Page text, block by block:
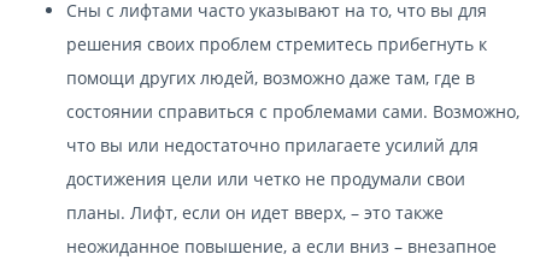
Сны с лифтами часто указывают на то, что вы для
решения своих проблем стремитесь прибегнуть к
помощи других людей, возможно даже там, где в
состоянии справиться с проблемами сами. Возможно,
что вы или недостаточно прилагаете усилий для
достижения цели или четко не продумали свои
планы. Лифт, если он идет вверх, – это также
неожиданное повышение, а если вниз – внезапное